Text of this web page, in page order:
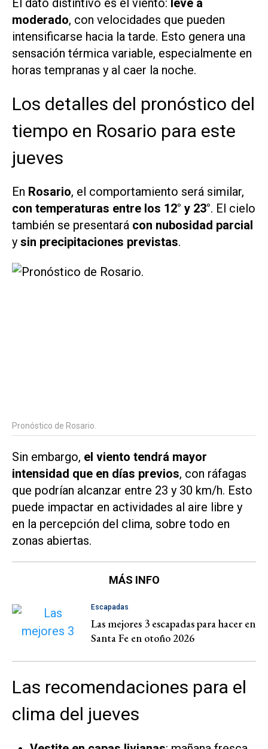
moderado, con velocidades que pueden
intensificarse hacia la tarde. Esto genera una
sensación térmica variable, especialmente en
horas tempranas y al caer la noche.
Los detalles del pronóstico del
tiempo en Rosario para este
jueves
En Rosario, el comportamiento será similar,
con temperaturas entre los 12° y 23°. El cielo
también se presentará con nubosidad parcial
y sin precipitaciones previstas.
Pronóstico de Rosario.
Sin embargo, el viento tendrá mayor
intensidad que en días previos, con ráfagas
que podrían alcanzar entre 23 y 30 km/h. Esto
puede impactar en actividades al aire libre y
en la percepción del clima, sobre todo en
zonas abiertas.
MÁS INFO
Escapadas
Las mejores 3 escapadas para hacer en
Santa Fe en otoño 2026
Las recomendaciones para el
clima del jueves